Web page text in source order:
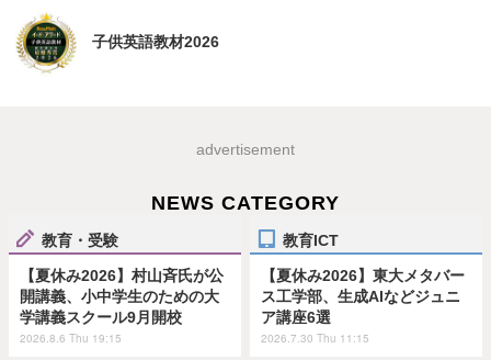
子供英語教材2026
advertisement
NEWS CATEGORY
教育・受験
【夏休み2026】村山斉氏が公
開講義、小中学生のための大
学講義スクール9月開校
2026.8.6 Thu 19:15
教育ICT
【夏休み2026】東大メタバー
ス工学部、生成AIなどジュニ
ア講座6選
2026.7.30 Thu 11:15